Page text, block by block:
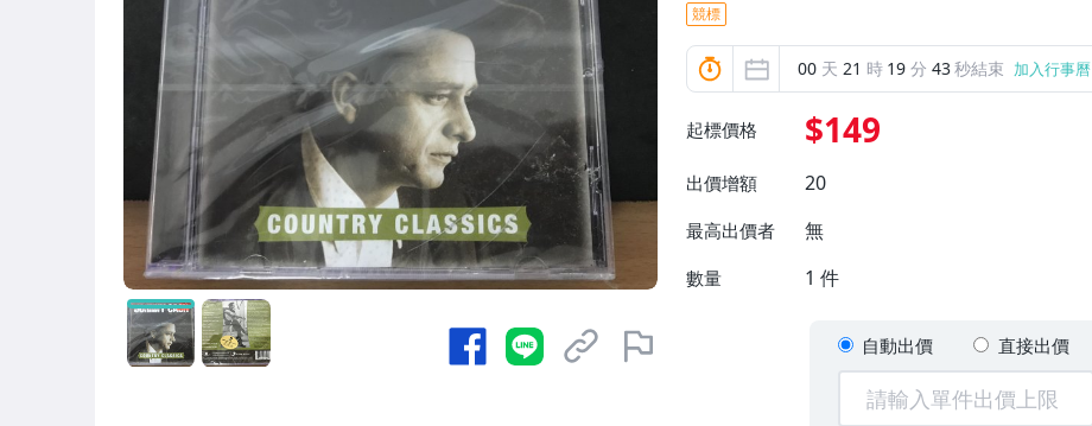
競標
00 天 21 時 19 分 42秒結束 加入行事曆
起標價格 $149
出價增額 20
最高出價者 無
數量 1 件
自動出價 直接出價